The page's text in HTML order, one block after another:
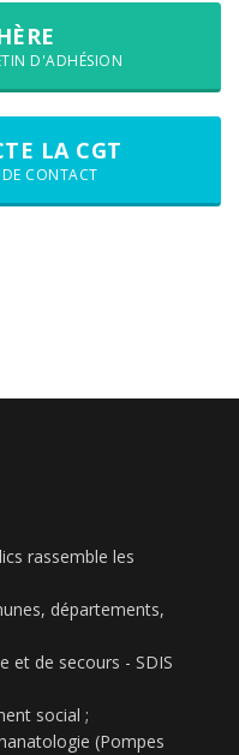
D'ADHÉSION
LA CGT
CONTACT
rassemble les
départements,
et de secours - SDIS
social ;
(Pompes